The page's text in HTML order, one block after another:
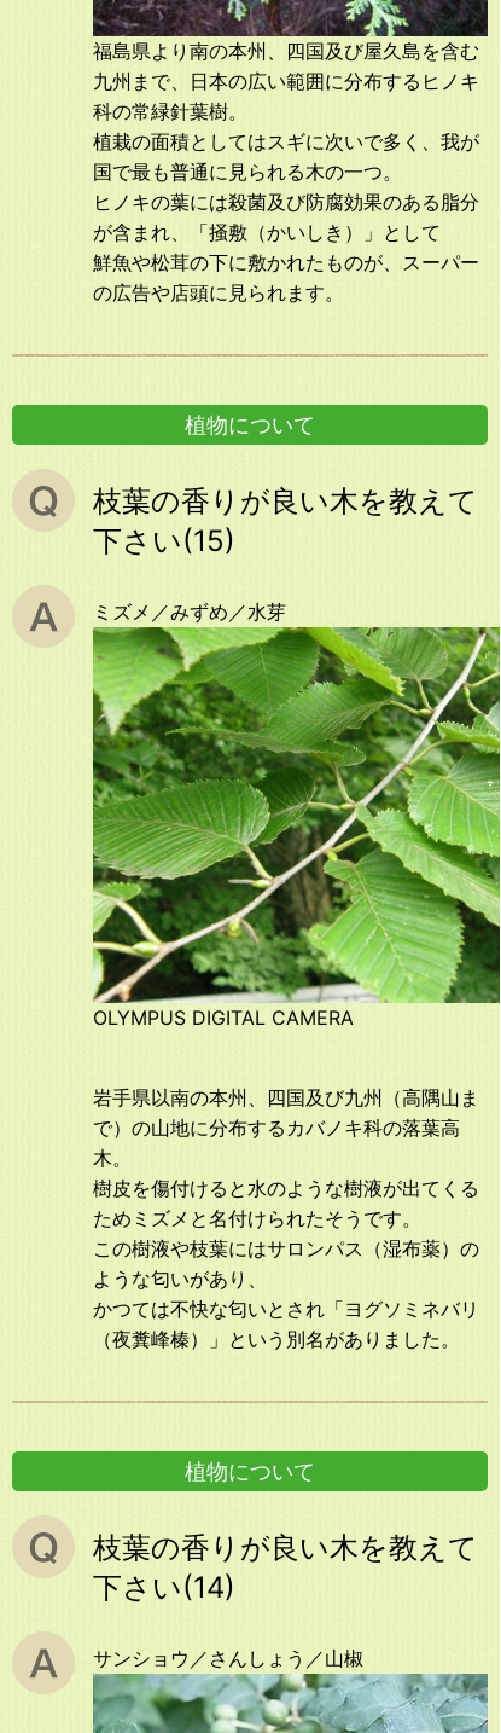
福島県より南の本州、四国及び屋久島を含む
九州まで、日本の広い範囲に分布するヒノキ
科の常緑針葉樹。
植栽の面積としてはスギに次いで多く、我が
国で最も普通に見られる木の一つ。
ヒノキの葉には殺菌及び防腐効果のある脂分
が含まれ、「掻敷（かいしき）」として
鮮魚や松茸の下に敷かれたものが、スーパー
の広告や店頭に見られます。
植物について
枝葉の香りが良い木を教えて
下さい(15)
ミズメ／みずめ／水芽
OLYMPUS DIGITAL CAMERA
岩手県以南の本州、四国及び九州（高隅山ま
で）の山地に分布するカバノキ科の落葉高
木。
樹皮を傷付けると水のような樹液が出てくる
ためミズメと名付けられたそうです。
この樹液や枝葉にはサロンパス（湿布薬）の
ような匂いがあり、
かつては不快な匂いとされ「ヨグソミネバリ
（夜糞峰榛）」という別名がありました。
植物について
枝葉の香りが良い木を教えて
下さい(14)
サンショウ／さんしょう／山椒